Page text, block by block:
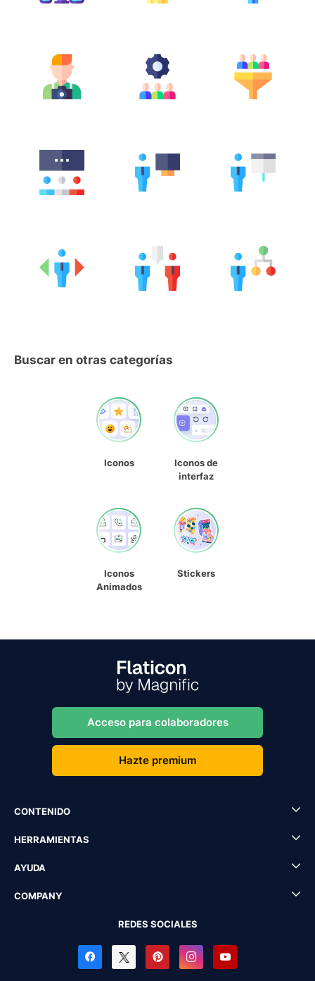
Buscar en otras categorías
Iconos
Iconos de
interfaz
Iconos
Animados
Stickers
Acceso para colaboradores
Hazte premium
CONTENIDO
HERRAMIENTAS
AYUDA
COMPANY
REDES SOCIALES